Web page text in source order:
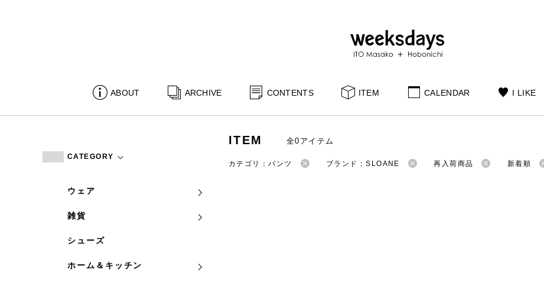
ABOUT ARCHIVE CONTENTS ITEM CALENDAR I LIKE
CATEGORY
ウェア
雑貨
シューズ
ホーム＆キッチン
ITEM 全0アイテム
カテゴリ：パンツ ブランド：SLOANE 再入荷商品 新着順